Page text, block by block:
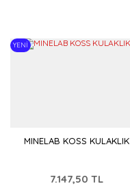
YENİ
MINELAB KOSS KULAKLIK
7.147,50 TL